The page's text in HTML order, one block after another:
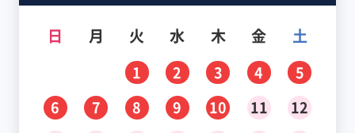
日 月 火 水 木 金 土
1 2 3 4
5
6
7 8 9 10 11
12